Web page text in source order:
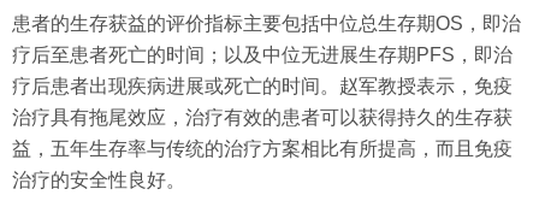
患者的生存获益的评价指标主要包括中位总生存期OS，即治
疗后至患者死亡的时间；以及中位无进展生存期PFS，即治
疗后患者出现疾病进展或死亡的时间。赵军教授表示，免疫
治疗具有拖尾效应，治疗有效的患者可以获得持久的生存获
益，五年生存率与传统的治疗方案相比有所提高，而且免疫
治疗的安全性良好。